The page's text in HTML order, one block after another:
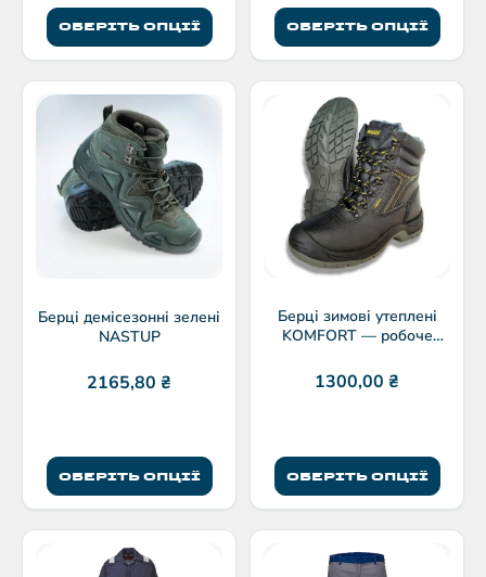
ОБЕРІТЬ ОПЦІЇ ОБЕРІТЬ ОПЦІЇ
Берці демісезонні зелені
NASTUP
2165,80 ₴
ОБЕРІТЬ ОПЦІЇ
Берці зимові утеплені
KOMFORT — робоче
1300,00 ₴
ОБЕРІТЬ ОПЦІЇ